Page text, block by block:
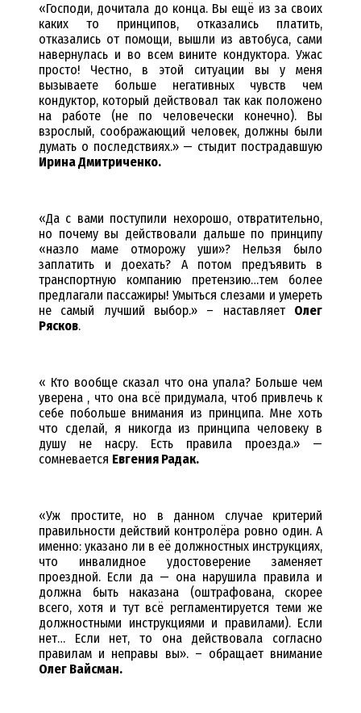
«Господи, дочитала до конца. Вы ещё из за своих
каких то принципов, отказались платить,
отказались от помощи, вышли из автобуса, сами
навернулась и во всем вините кондуктора. Ужас
просто! Честно, в этой ситуации вы у меня
вызываете больше негативных чувств чем
кондуктор, который действовал так как положено
на работе (не по человечески конечно). Вы
взрослый, соображающий человек, должны были
думать о последствиях.» — стыдит пострадавшую
Ирина Дмитриченко.
«Да с вами поступили нехорошо, отвратительно,
но почему вы действовали дальше по принципу
«назло маме отморожу уши»? Нельзя было
заплатить и доехать? А потом предъявить в
транспортную компанию претензию…тем более
предлагали пассажиры! Умыться слезами и умереть
не самый лучший выбор.» – наставляет Олег
Рясков.
« Кто вообще сказал что она упала? Больше чем
уверена , что она всё придумала, чтоб привлечь к
себе побольше внимания из принципа. Мне хоть
что сделай, я никогда из принципа человеку в
душу не насру. Есть правила проезда.» —
сомневается Евгения Радак.
«Уж простите, но в данном случае критерий
правильности действий контролёра ровно один. А
именно: указано ли в её должностных инструкциях,
что инвалидное удостоверение заменяет
проездной. Если да — она нарушила правила и
должна быть наказана (оштрафована, скорее
всего, хотя и тут всё регламентируется теми же
должностными инструкциями и правилами). Если
нет… Если нет, то она действовала согласно
правилам и неправы вы». – обращает внимание
Олег Вайсман.